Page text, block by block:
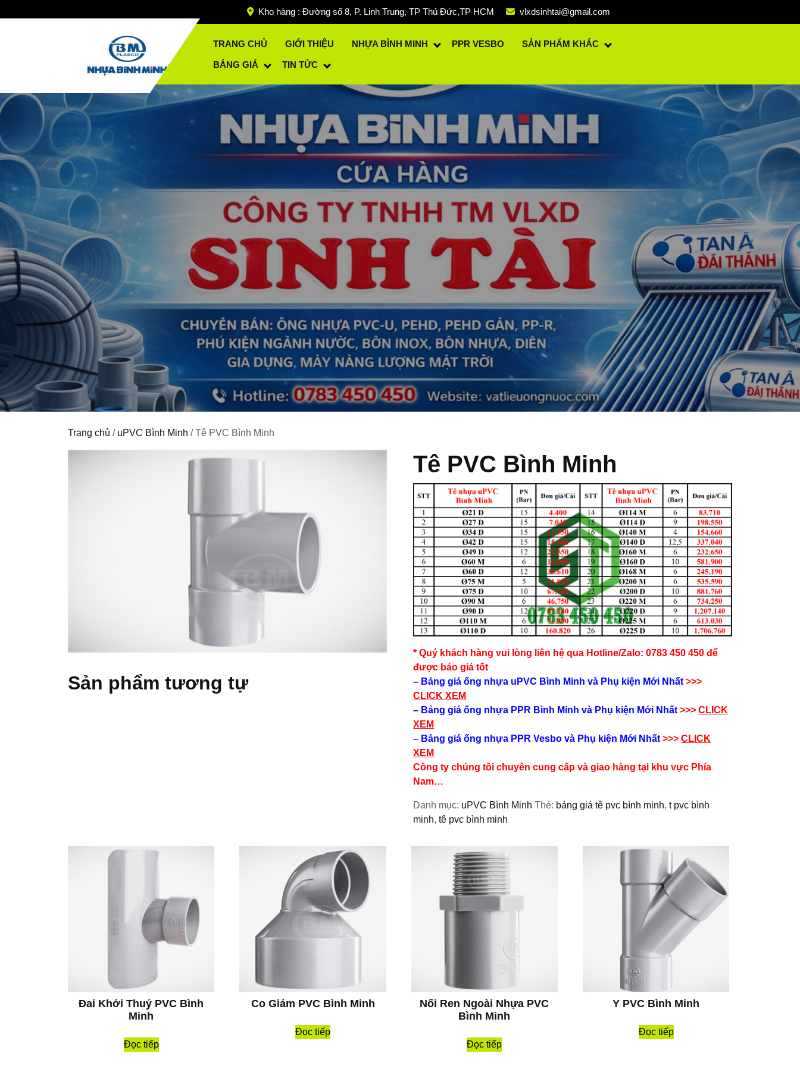
to
Kho hàng : Đường số 8, P. Linh Trung, TP Thủ Đức,TP HCM vlxdsinhtai@gmail.com
TRANG CHỦ GIỚI THIỆU NHỰA BÌNH MINH PPR VESBO SẢN PHẨM KHÁC
BẢNG GIÁ TIN TỨC
Trang chủ / uPVC Bình Minh / Tê PVC Bình Minh
Tê PVC Bình Minh
* Quý khách hàng vui lòng liên hệ qua Hotline/Zalo: 0783 450 450 để
được báo giá tốt
– Bảng giá ống nhựa uPVC Bình Minh và Phụ kiện​ Mới Nhất >>>
CLICK XEM
– Bảng giá ống nhựa PPR Bình Minh và Phụ kiện​ Mới Nhất >>>CLICK
XEM
– Bảng giá ống nhựa PPR Vesbo và Phụ kiện​ Mới Nhất >>>CLICK
XEM
Công ty chúng tôi chuyên cung cấp và giao hàng tại khu vực Phía
Nam…
Danh mục: uPVC Bình Minh Thẻ: bảng giá tê pvc bình minh,t pvc bình
minh,tê pvc bình minh
Sản phẩm tương tự
Đai Khởi Thuỷ PVC Bình
Minh
Đọc tiếp
Co Giảm PVC Bình Minh
Đọc tiếp
Nối Ren Ngoài Nhựa PVC
Bình Minh
Đọc tiếp
Y PVC Bình Minh
Đọc tiếp